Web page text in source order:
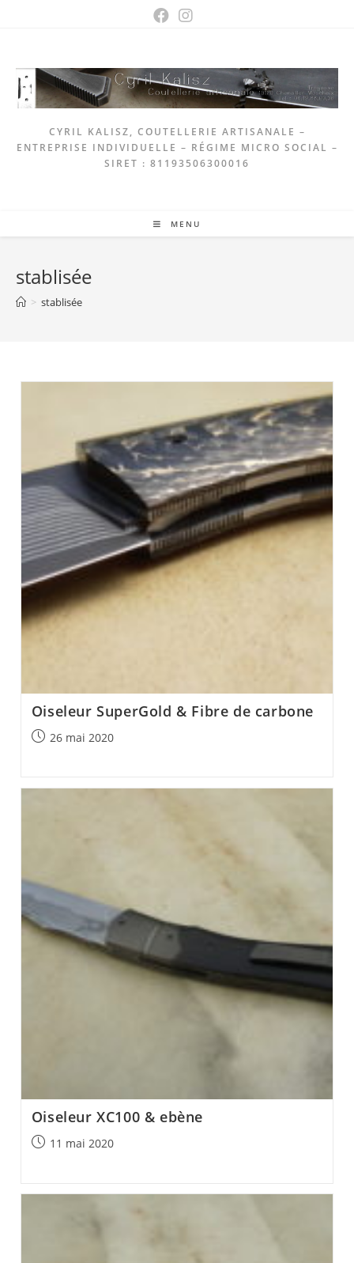
CYRIL KALISZ, COUTELLERIE ARTISANALE –
ENTREPRISE INDIVIDUELLE – RÉGIME MICRO SOCIAL –
SIRET : 81193506300016
MENU
stablisée
> stablisée
Oiseleur SuperGold & Fibre de carbone
Post26 mai 2020
Oiseleur XC100 & ebène
Post11 mai 2020